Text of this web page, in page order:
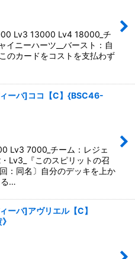
Lv3 13000 Lv4 18000_チ
イニーハーツ__バースト：自
のカードをコストを支払わず
ーバ]ココ【C】{BSC46-
Lv3 7000_チーム：レジェ
Lv3_『このスピリットの召
：同名〕自分のデッキを上か
る…
バ]アヴリエル【C】